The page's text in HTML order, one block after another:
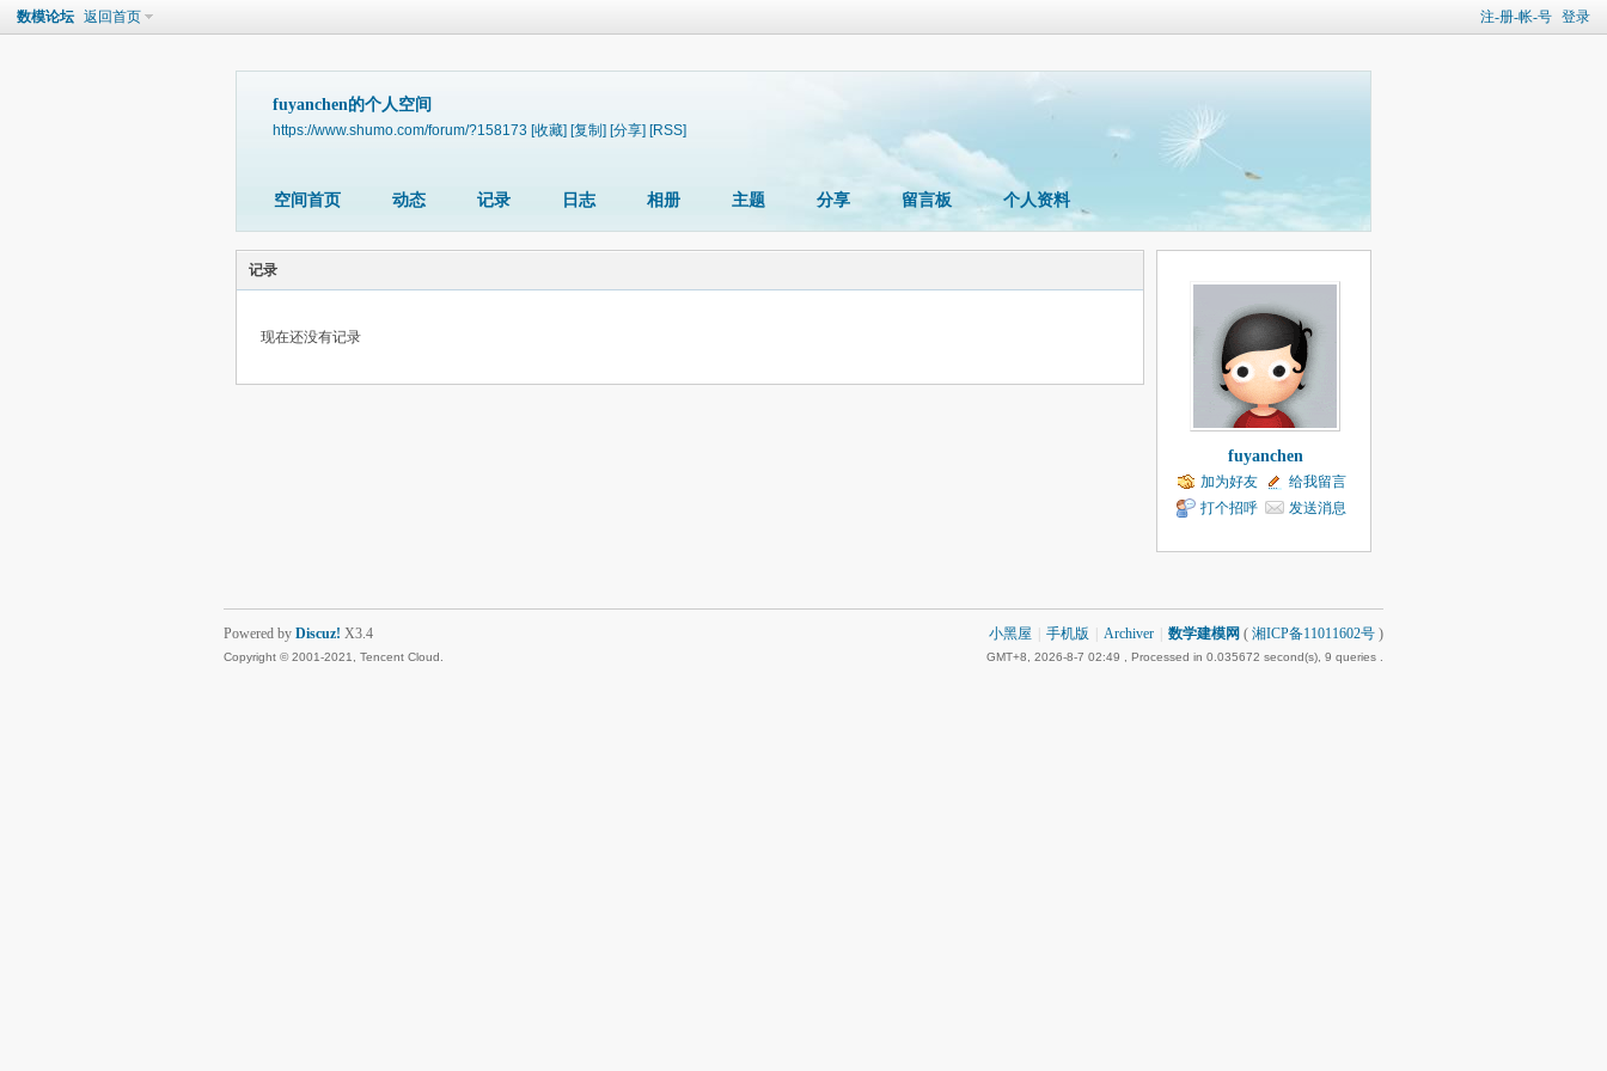
注-册-帐-号 登录
数模论坛 返回首页
fuyanchen的个人空间
https://www.shumo.com/forum/?158173 [收藏] [复制] [分享] [RSS]
空间首页 动态 记录 日志 相册 主题 分享 留言板 个人资料
记录
现在还没有记录
fuyanchen
加为好友
给我留言
打个招呼
发送消息
小黑屋 手机版 Archiver 数学建模网 ( 湘ICP备11011602号 )
GMT+8, 2026-8-7 02:49 , Processed in 0.035672 second(s), 9 queries .
Powered by Discuz! X3.4
Copyright © 2001-2021, Tencent Cloud.